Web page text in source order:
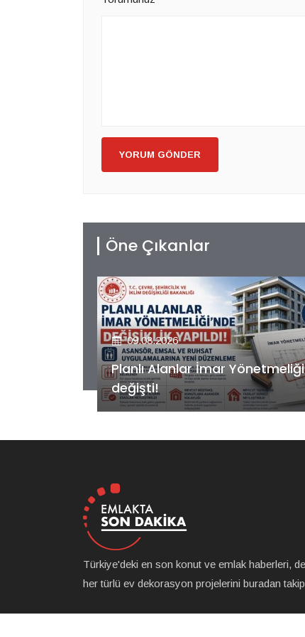
YORUM GÖNDER
Öne Çıkanlar
09.08.2026
Kiler GYO’dan Pendik
projesiyle ilgili önemli adım!
Türkiye'deki en son konut ve emlak haberleri,
her türlü ev dekorasyon projelerini buradan